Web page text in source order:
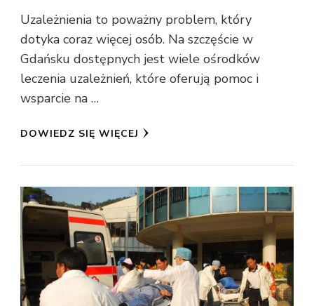
Uzależnienia to poważny problem, który
dotyka coraz więcej osób. Na szczęście w
Gdańsku dostępnych jest wiele ośrodków
leczenia uzależnień, które oferują pomoc i
wsparcie na …
DOWIEDZ SIĘ WIĘCEJ